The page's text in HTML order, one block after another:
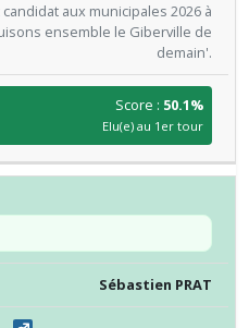
candidat aux municipales 2026 à
ensemble le Giberville de
demain'.
Score : 50.1%
Elu(e) au 1er tour
Sébastien PRAT